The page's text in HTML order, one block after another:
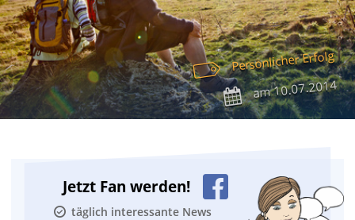
Persönlicher Erfolg
am10.07.2014
Jetzt Fan werden!
täglich interessante News